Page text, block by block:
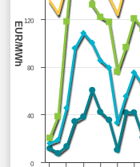
EUR/MWh
0
40
80
120